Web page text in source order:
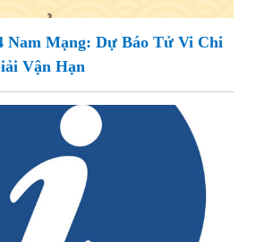
Nam Mạng: Dự Báo Tử Vi Chi
Vận Hạn